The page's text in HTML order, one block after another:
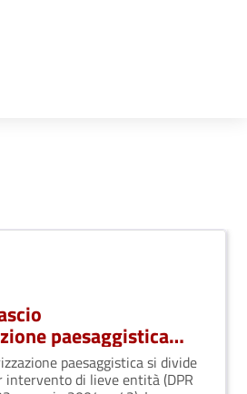
paesaggistica
paesaggistica si divide
intervento di lieve entità (DPR